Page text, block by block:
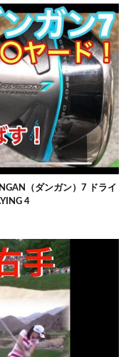
（ダンガン）7 ドライ
4